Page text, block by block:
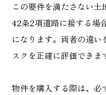
この要件を満たさない土
42条2項道路に接する場
になります。両者の違い
スクを正確に評価できま
物件を購入する際は、必